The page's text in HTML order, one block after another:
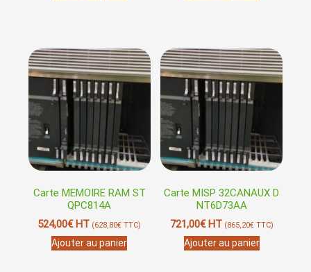
Carte MEMOIRE RAM ST
QPC814A
524,00€HT (628,80€ TTC)
Ajouter au panier
Carte MISP 32CANAUX D
NT6D73AA
721,00€HT (865,20€TTC)
Ajouter au panier